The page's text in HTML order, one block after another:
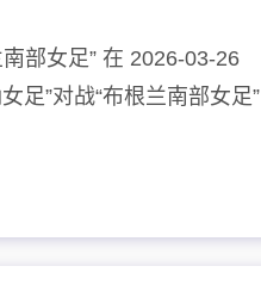
部女足” 在 2026-03-26
足”对战“布根兰南部女足”